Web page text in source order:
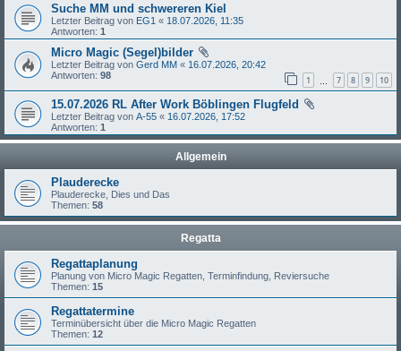
Suche MM und schwereren Kiel
Letzter Beitrag von EG1 « 18.07.2026, 11:35
Antworten: 1
Micro Magic (Segel)bilder
Letzter Beitrag von Gerd MM « 16.07.2026, 20:42
Antworten: 98 1 7 8 9 10
15.07.2026 RL After Work Böblingen Flugfeld
Letzter Beitrag von A-55 « 16.07.2026, 17:52
Antworten: 1
Allgemein
Plauderecke
Plauderecke, Dies und Das
Themen: 58
Regatta
Regattaplanung
Planung von Micro Magic Regatten, Terminfindung, Reviersuche
Themen: 15
Regattatermine
Terminübersicht über die Micro Magic Regatten
Themen: 12